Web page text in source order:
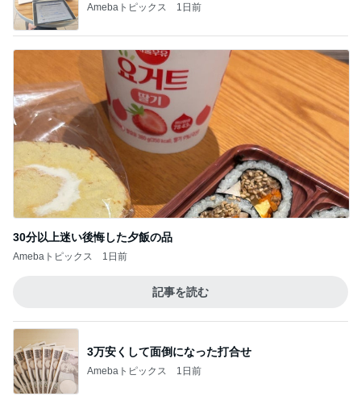
Amebaトピックス 1日前
30分以上迷い後悔した夕飯の品
Amebaトピックス 1日前
記事を読む
3万安くして面倒になった打合せ
Amebaトピックス 1日前